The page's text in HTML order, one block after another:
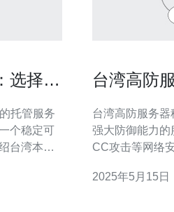
选择稳
托管服务
个稳定可
台湾本土
理服
台湾高防
台湾高防服务器租用攻击
强大防御能力的
CC攻击等网络
优势： 地理位置优越：位于亚洲重要的网络枢纽地带，访
2025年5月15日